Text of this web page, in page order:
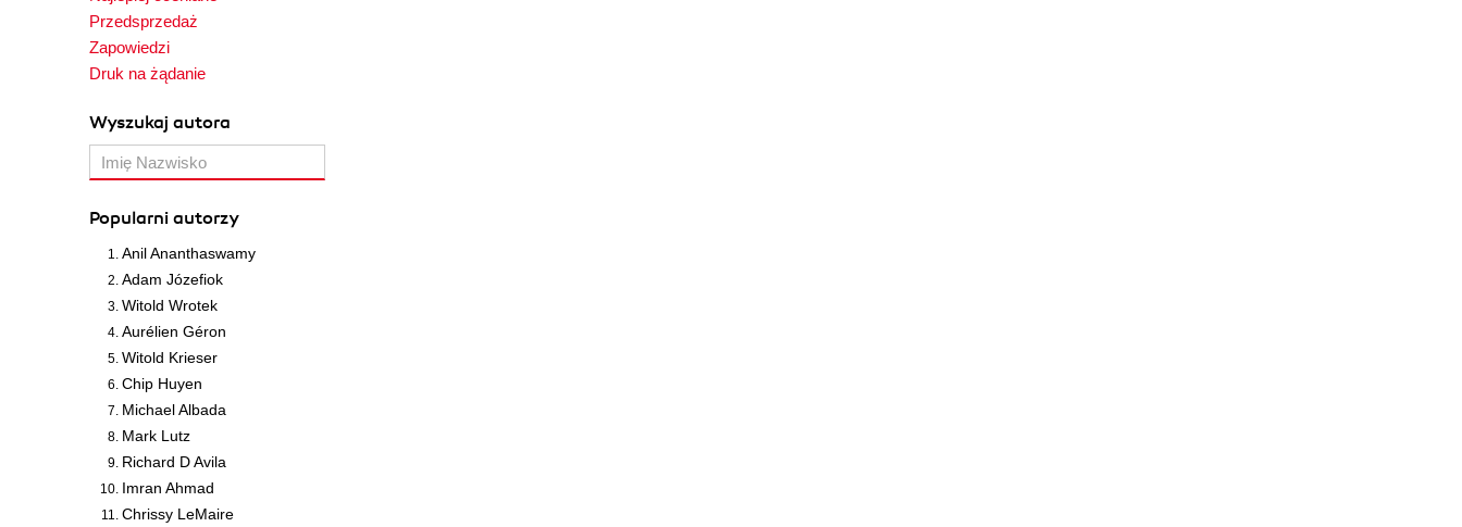
Przedsprzedaż
Zapowiedzi
Druk na żądanie
Wyszukaj autora
Popularni autorzy
Anil Ananthaswamy
Adam Józefiok
Witold Wrotek
Aurélien Géron
Witold Krieser
Chip Huyen
Michael Albada
Mark Lutz
Richard D Avila
Imran Ahmad
Chrissy LeMaire